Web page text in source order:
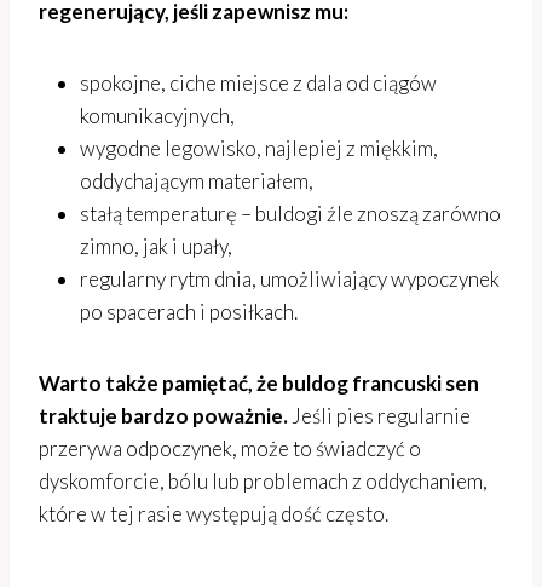
regenerujący, jeśli zapewnisz mu:
spokojne, ciche miejsce z dala od ciągów
komunikacyjnych,
wygodne legowisko, najlepiej z miękkim,
oddychającym materiałem,
stałą temperaturę – buldogi źle znoszą zarówno
zimno, jak i upały,
regularny rytm dnia, umożliwiający wypoczynek
po spacerach i posiłkach.
Warto także pamiętać, że buldog francuski sen
traktuje bardzo poważnie. Jeśli pies regularnie
przerywa odpoczynek, może to świadczyć o
dyskomforcie, bólu lub problemach z oddychaniem,
które w tej rasie występują dość często.